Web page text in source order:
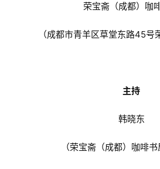
荣宝斋（成都）咖
（成都市青羊区草堂东路45号
主持
韩晓东
（荣宝斋（成都）咖啡书